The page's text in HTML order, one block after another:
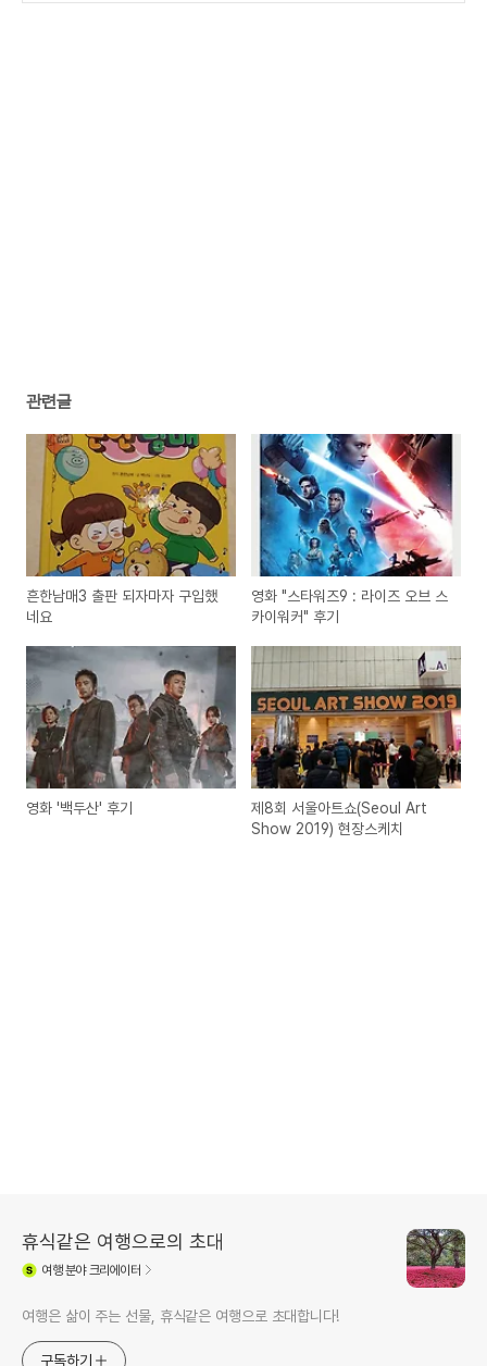
관련글
흔한남매3 출판 되자마자 구입했
네요
영화 "스타워즈9 : 라이즈 오브 스
카이워커" 후기
영화 '백두산' 후기
제8회 서울아트쇼(Seoul Art
Show 2019) 현장스케치
휴식같은 여행으로의 초대
여행분야 크리에이터
여행은 삶이 주는 선물, 휴식같은 여행으로 초대합니다!
구독하기